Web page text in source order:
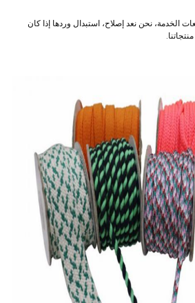
الخدمة، نحن نعد إصلاح، استبدال وردها إذا كان